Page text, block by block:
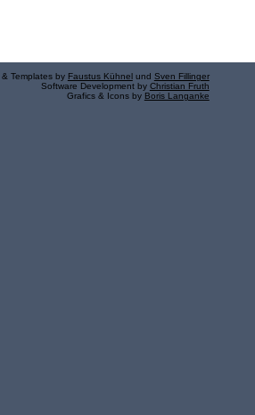
& Templates by Faustus Kühnel und Sven Fillinger
Software Development by Christian Fruth
Grafics & Icons by Boris Langanke